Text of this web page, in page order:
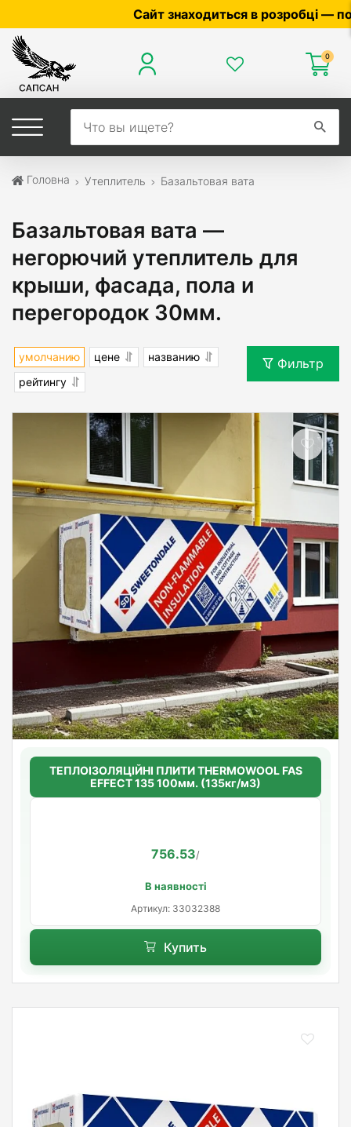
Сайт знаходиться в розробці — по ціні та
0
Головна Утеплитель Базальтовая вата
Базальтовая вата —
негорючий утеплитель для
крыши, фасада, пола и
перегородок 30мм.
умолчанию цене
названию
рейтингу
Фильтр
ТЕПЛОІЗОЛЯЦІЙНІ ПЛИТИ THERMOWOOL FAS
EFFECT 135 100мм. (135кг/м3)
756.53/
В наявності
Артикул: 33032388
Купить